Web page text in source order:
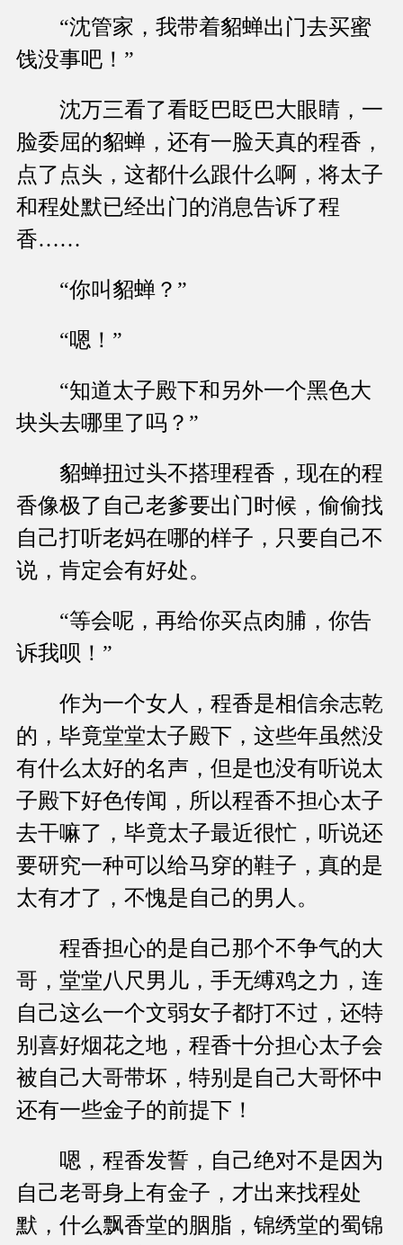
“沈管家，我带着貂蝉出门去买蜜
饯没事吧！”
沈万三看了看眨巴眨巴大眼睛，一
脸委屈的貂蝉，还有一脸天真的程香，
点了点头，这都什么跟什么啊，将太子
和程处默已经出门的消息告诉了程
香……
“你叫貂蝉？”
“嗯！”
“知道太子殿下和另外一个黑色大
块头去哪里了吗？”
貂蝉扭过头不搭理程香，现在的程
香像极了自己老爹要出门时候，偷偷找
自己打听老妈在哪的样子，只要自己不
说，肯定会有好处。
“等会呢，再给你买点肉脯，你告
诉我呗！”
作为一个女人，程香是相信余志乾
的，毕竟堂堂太子殿下，这些年虽然没
有什么太好的名声，但是也没有听说太
子殿下好色传闻，所以程香不担心太子
去干嘛了，毕竟太子最近很忙，听说还
要研究一种可以给马穿的鞋子，真的是
太有才了，不愧是自己的男人。
程香担心的是自己那个不争气的大
哥，堂堂八尺男儿，手无缚鸡之力，连
自己这么一个文弱女子都打不过，还特
别喜好烟花之地，程香十分担心太子会
被自己大哥带坏，特别是自己大哥怀中
还有一些金子的前提下！
嗯，程香发誓，自己绝对不是因为
自己老哥身上有金子，才出来找程处
默，什么飘香堂的胭脂，锦绣堂的蜀锦